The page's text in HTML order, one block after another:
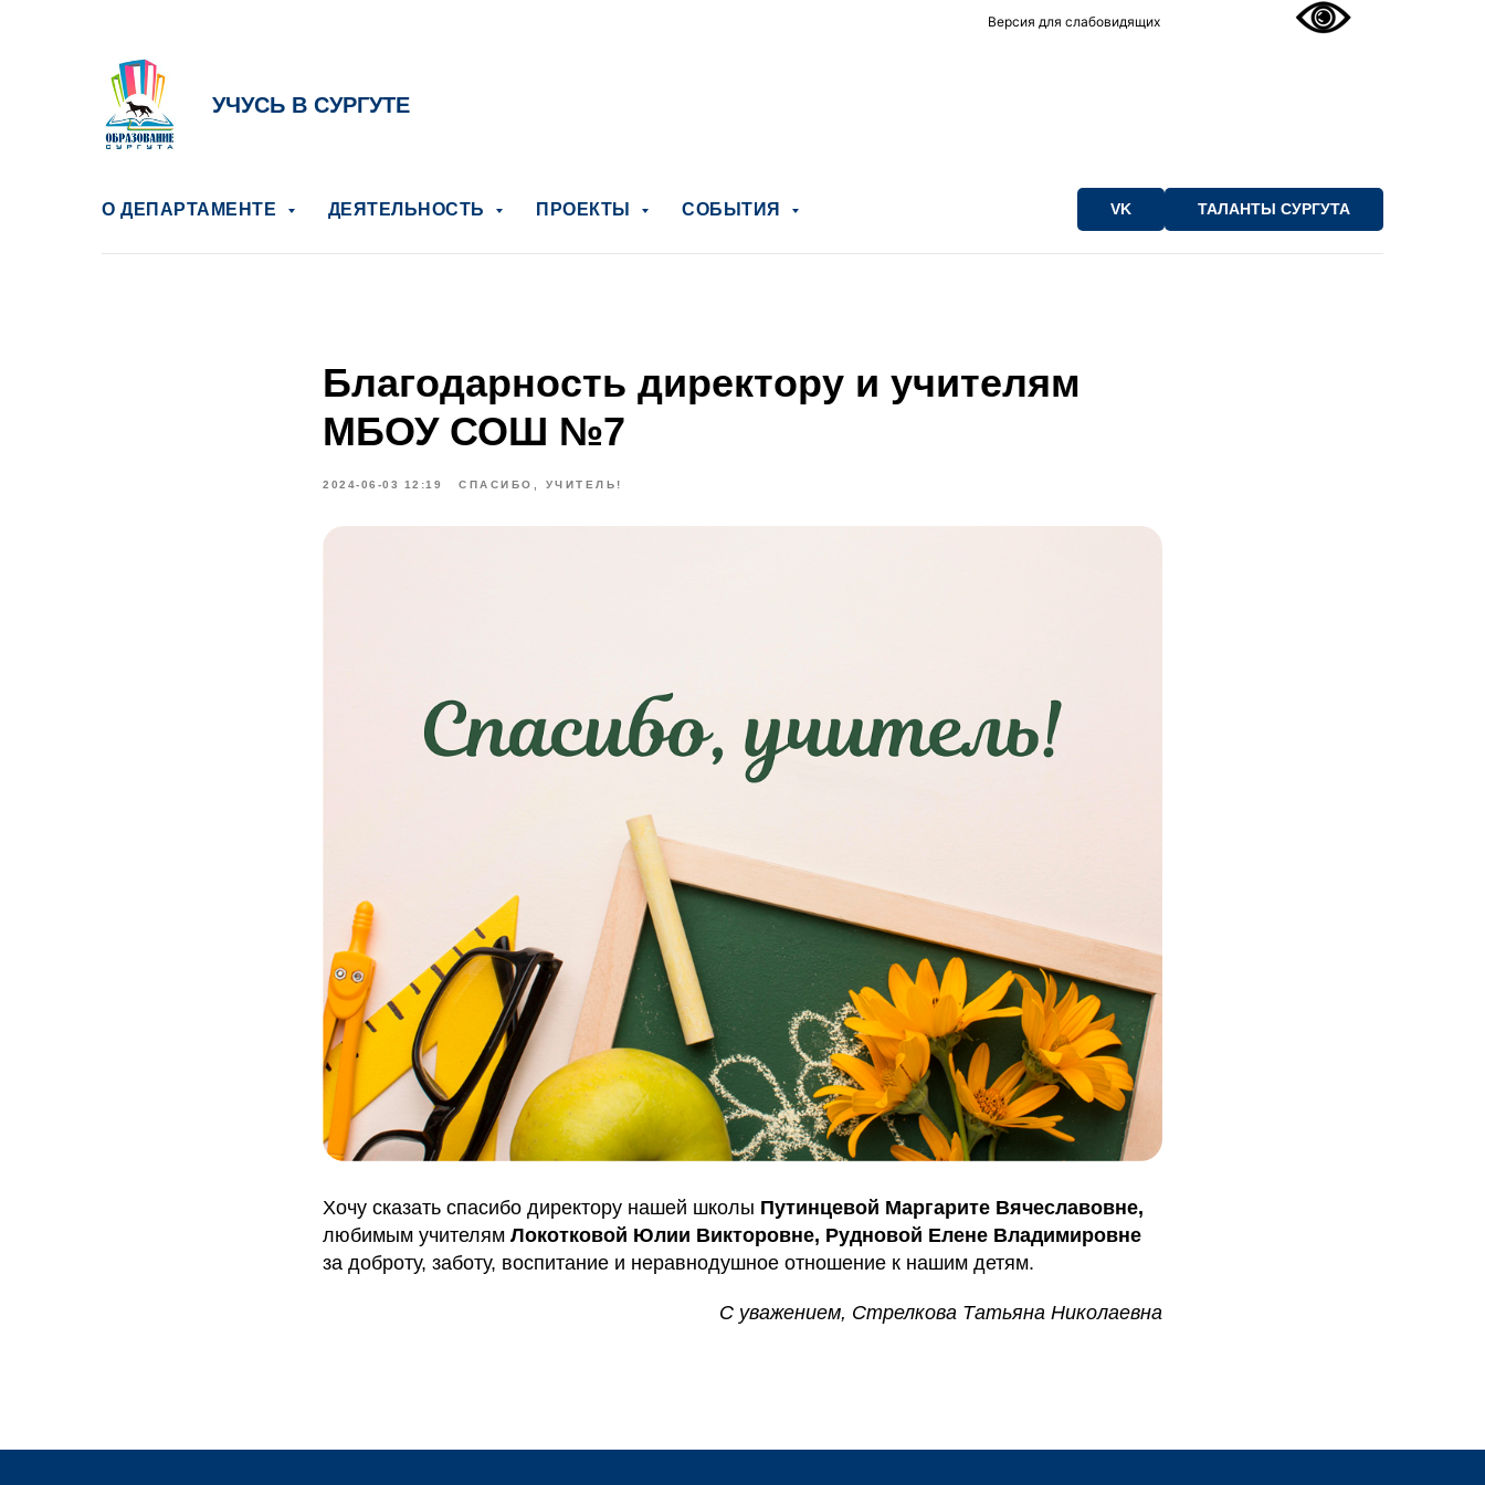
Версия для слабовидящих
УЧУСЬ В СУРГУТЕ
О ДЕПАРТАМЕНТЕ ДЕЯТЕЛЬНОСТЬ ПРОЕКТЫ СОБЫТИЯ VK ТАЛАНТЫ СУРГУТА
Благодарность директору и учителям
МБОУ СОШ №7
2024-06-03 12:19 СПАСИБО, УЧИТЕЛЬ!
Хочу сказать спасибо директору нашей школы Путинцевой Маргарите Вячеславовне,
любимым учителям Локотковой Юлии Викторовне, Рудновой Елене Владимировне
за доброту, заботу, воспитание и неравнодушное отношение к нашим детям.
С уважением, Стрелкова Татьяна Николаевна